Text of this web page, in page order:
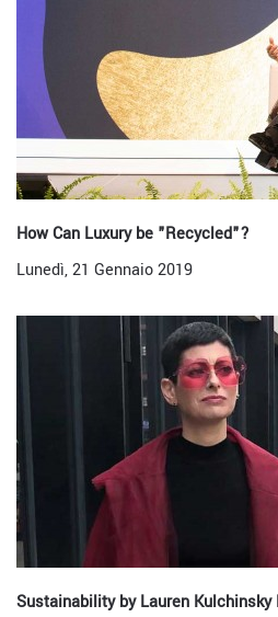
How Can Luxury be "Recycled"?
Lunedì, 21 Gennaio 2019
Sustainability by Lauren Kulchinsky